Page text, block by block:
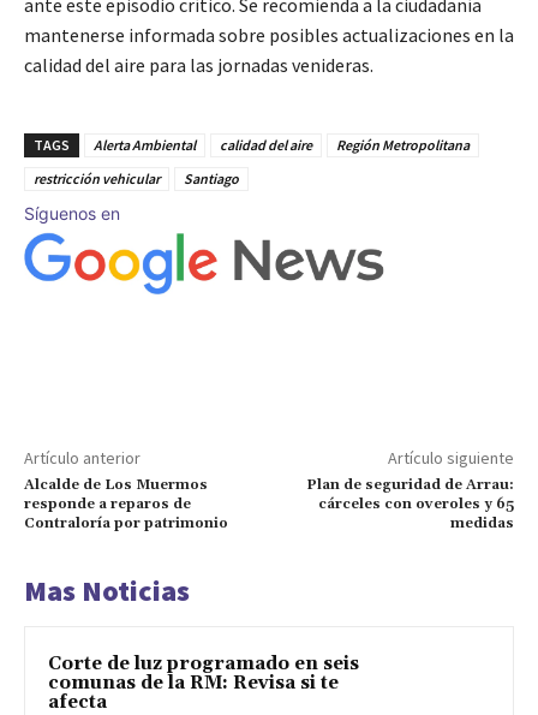
ante este episodio crítico. Se recomienda a la ciudadanía
mantenerse informada sobre posibles actualizaciones en la
calidad del aire para las jornadas venideras.
TAGS Alerta Ambiental calidad del aire
Región Metropolitana
restricción vehicular
Santiago
Síguenos en
Artículo anterior
Alcalde de Los Muermos
responde a reparos de
Contraloría por patrimonio
Artículo siguiente
Plan de seguridad de Arrau:
cárceles con overoles y 65
medidas
Mas Noticias
Corte de luz programado en seis
comunas de la RM: Revisa si te
afecta